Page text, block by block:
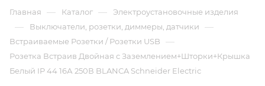
Главная — Каталог — Электроустановочные изделия
— Выключатели, розетки, диммеры, датчики —
Встраиваемые Розетки / Розетки USB —
Розетка Встраив Двойная с Заземлением+Шторки+Крышка
Белый IP 44 16А 250В BLANCA Schneider Electric